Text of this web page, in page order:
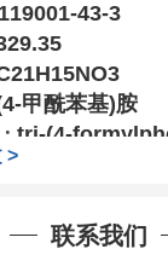
119001-43-3
甲酰苯基)胺
tri-(4-
来电来访
、专诚的为化学
者国家科研单位
>
联系我们